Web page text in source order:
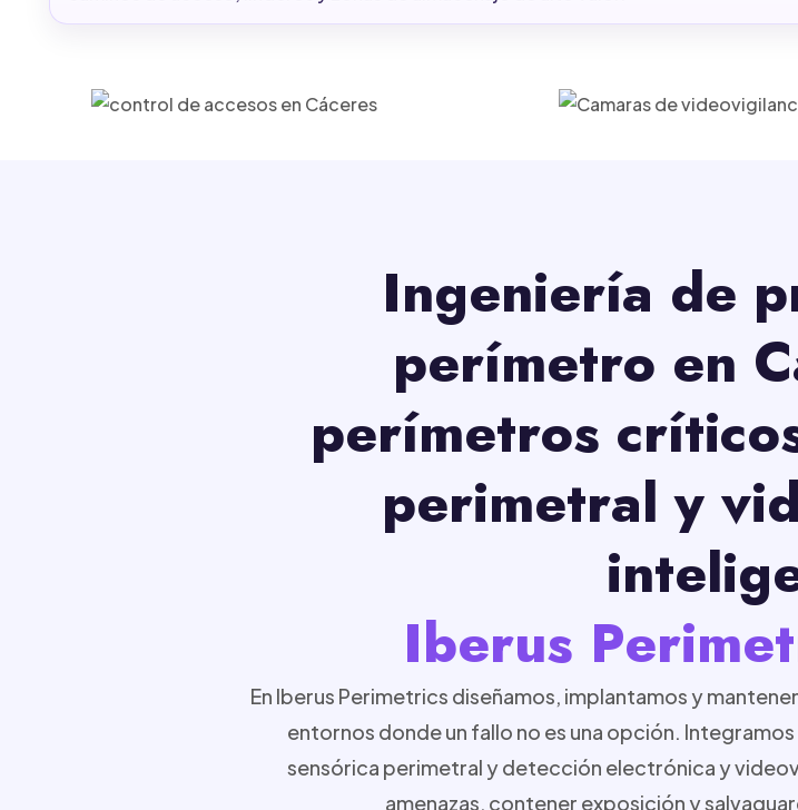
Ingeniería de
perímetro en
perímetros
perimetral y
Iberus
En Iberus Perimetrics diseñamos, implantamos y
entornos donde un fallo no es una opción.
sensórica perimetral y detección electrónica y
amenazas, contener exposición y